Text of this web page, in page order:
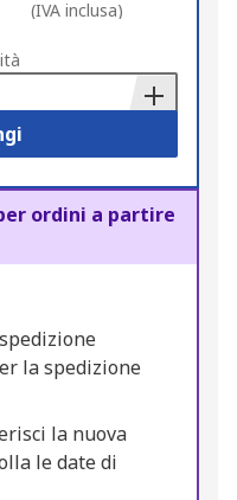
(IVA inclusa)
ordini a partire
la spedizione
la nuova
le date di